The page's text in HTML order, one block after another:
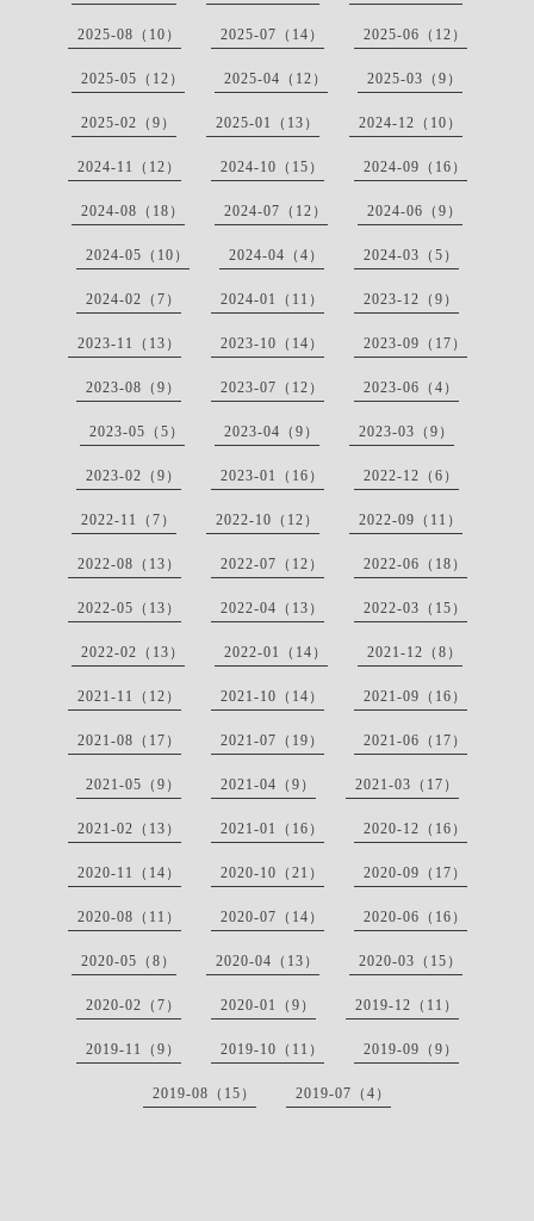
2025-08（10） 2025-07（14） 2025-06（12）
2025-05（12） 2025-04（12） 2025-03（9）
2025-02（9） 2025-01（13） 2024-12（10）
2024-11（12） 2024-10（15） 2024-09（16）
2024-08（18） 2024-07（12） 2024-06（9）
2024-05（10） 2024-04（4） 2024-03（5）
2024-02（7） 2024-01（11） 2023-12（9）
2023-11（13） 2023-10（14） 2023-09（17）
2023-08（9） 2023-07（12） 2023-06（4）
2023-05（5） 2023-04（9） 2023-03（9）
2023-02（9） 2023-01（16） 2022-12（6）
2022-11（7） 2022-10（12） 2022-09（11）
2022-08（13） 2022-07（12） 2022-06（18）
2022-05（13） 2022-04（13） 2022-03（15）
2022-02（13） 2022-01（14） 2021-12（8）
2021-11（12） 2021-10（14） 2021-09（16）
2021-08（17） 2021-07（19） 2021-06（17）
2021-05（9） 2021-04（9） 2021-03（17）
2021-02（13） 2021-01（16） 2020-12（16）
2020-11（14） 2020-10（21） 2020-09（17）
2020-08（11） 2020-07（14） 2020-06（16）
2020-05（8） 2020-04（13） 2020-03（15）
2020-02（7） 2020-01（9） 2019-12（11）
2019-11（9） 2019-10（11） 2019-09（9）
2019-08（15） 2019-07（4）